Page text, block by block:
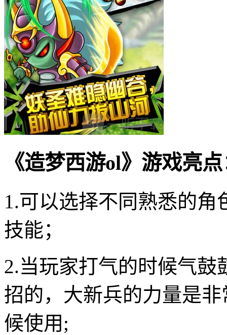
《造梦西游ol》游戏亮
1.可以选择不同熟悉的
技能；
2.当玩家打气的时候气
招的，大新兵的力量是
候使用;